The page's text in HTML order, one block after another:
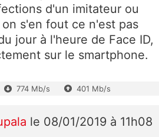
d'un imitateur ou
s'en fout ce n'est pas
jour à l'heure de Face ID,
sur le smartphone.
774 Mb/s 401 Mb/s
le 08/01/2019 à 11h08